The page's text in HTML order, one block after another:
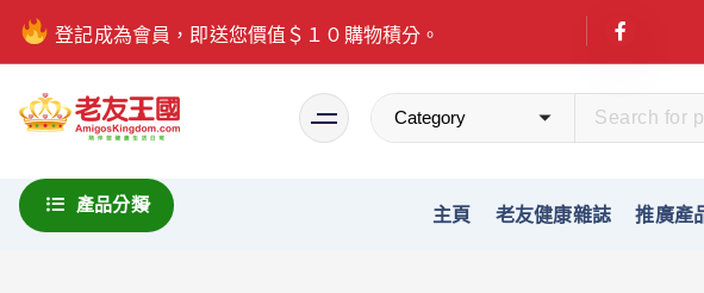
登記成為會員，即送您價值＄１０購物積分。
產品分類 主頁 老友健康雜誌 推廣產